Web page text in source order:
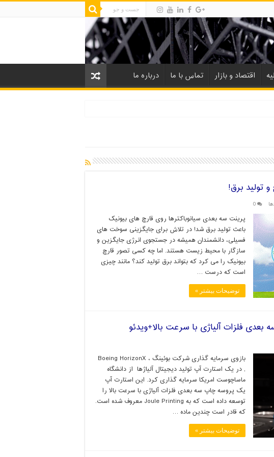
اقتصاد و بازار تماس با ما درباره ما
تولید برق!
0
پرینت سه بعدی سیانوباکترها روی قارچ های بیونیک
باعث تولید برق شد! در تلاش برای جایگزینی سوخت های
فسیلی، دانشمندان همیشه در جستجوی انرژی جایگزین و
سازگار با محیط زیست هستند. اما چه کسی تصور قارچ
بیونیک را می کرد که بتواند برق تولید کند؟ مانند چیزی
است که درست …
توضیحات بیشتر »
فلزات آلیاژی با سرعت بالا+ویدئو
بازوی سرمایه گذاری شرکت بوئینگ ، Boeing HorizonX
, در یک استارت آپ تولید دیجیتال آلیاژها از دانشگاه
ماساچوست امریکا سرمایه گذاری کرد. این استارت آپ
یک پروسه چاپ سه بعدی فلزات آلیاژی با سرعت بالا را
توسعه داده است که به Joule Printing معروف شده است.
که قادر است چندین ماده …
توضیحات بیشتر »